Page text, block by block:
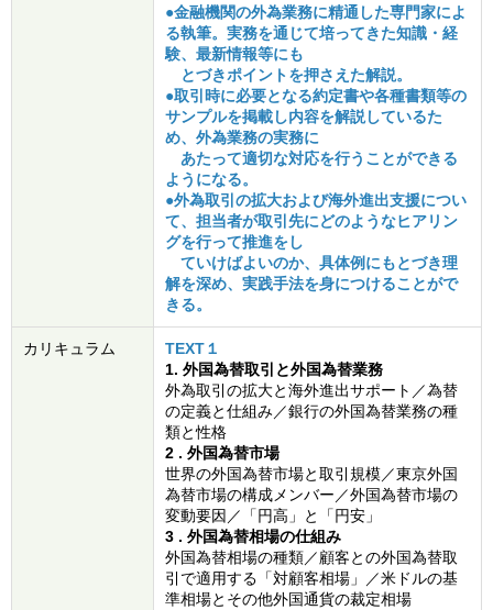
●金融機関の外為業務に精通した専門家によ
る執筆。実務を通じて培ってきた知識・経
験、最新情報等にも
とづきポイントを押さえた解説。
●取引時に必要となる約定書や各種書類等の
サンプルを掲載し内容を解説しているた
め、外為業務の実務に
あたって適切な対応を行うことができる
ようになる。
●外為取引の拡大および海外進出支援につい
て、担当者が取引先にどのようなヒアリン
グを行って推進をし
ていけばよいのか、具体例にもとづき理
解を深め、実践手法を身につけることがで
きる。
カリキュラム
TEXT１
1. 外国為替取引と外国為替業務
外為取引の拡大と海外進出サポート／為替
の定義と仕組み／銀行の外国為替業務の種
類と性格
2 . 外国為替市場
世界の外国為替市場と取引規模／東京外国
為替市場の構成メンバー／外国為替市場の
変動要因／「円高」と「円安」
3 . 外国為替相場の仕組み
外国為替相場の種類／顧客との外国為替取
引で適用する「対顧客相場」／米ドルの基
準相場とその他外国通貨の裁定相場